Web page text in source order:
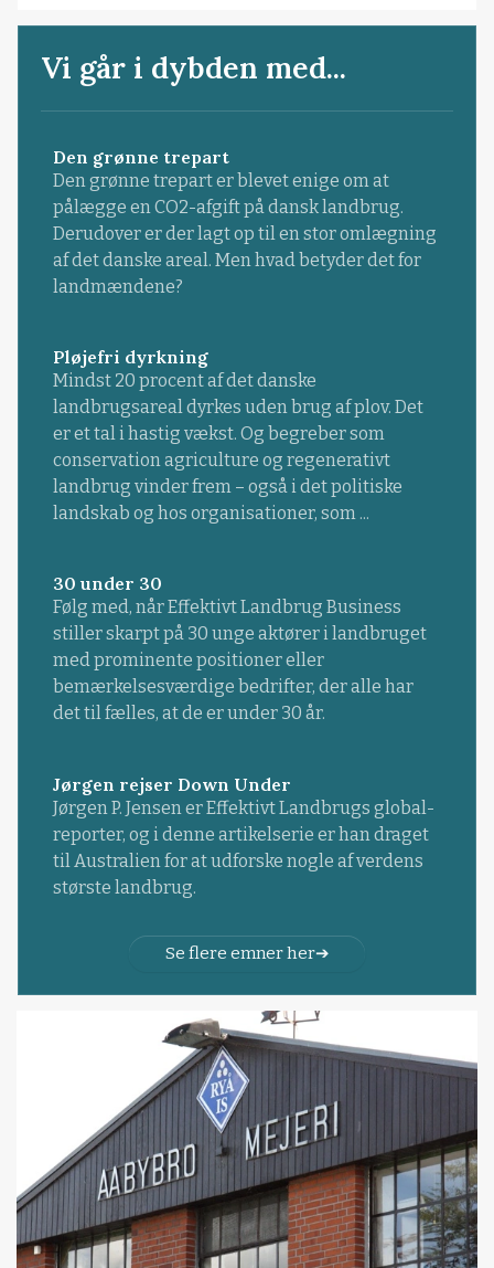
Vi går i dybden med...
Den grønne trepart
Den grønne trepart er blevet enige om at
pålægge en CO2-afgift på dansk landbrug.
Derudover er der lagt op til en stor omlægning
af det danske areal. Men hvad betyder det for
landmændene?
Pløjefri dyrkning
Mindst 20 procent af det danske
landbrugsareal dyrkes uden brug af plov. Det
er et tal i hastig vækst. Og begreber som
conservation agriculture og regenerativt
landbrug vinder frem – også i det politiske
landskab og hos organisationer, som ...
30 under 30
Følg med, når Effektivt Landbrug Business
stiller skarpt på 30 unge aktører i landbruget
med prominente positioner eller
bemærkelsesværdige bedrifter, der alle har
det til fælles, at de er under 30 år.
Jørgen rejser Down Under
Jørgen P. Jensen er Effektivt Landbrugs global-
reporter, og i denne artikelserie er han draget
til Australien for at udforske nogle af verdens
største landbrug.
Se flere emner her